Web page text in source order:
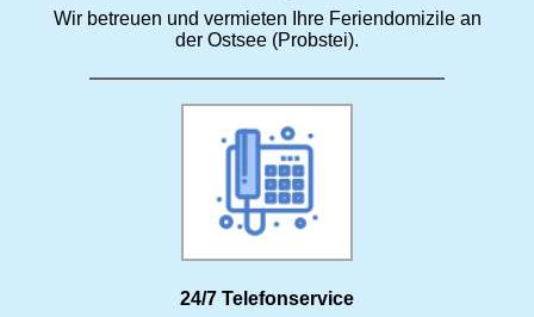
Wir betreuen und vermieten Ihre Feriendomizile an
der Ostsee (Probstei).
24/7 Telefonservice